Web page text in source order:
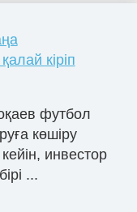
кіріп
футбол
көшіру
инвестор
...